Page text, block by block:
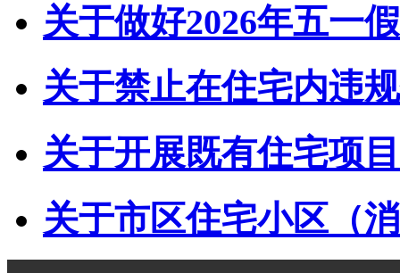
关于做好2026年五一
关于禁止在住宅内违
关于开展既有住宅项
关于市区住宅小区（